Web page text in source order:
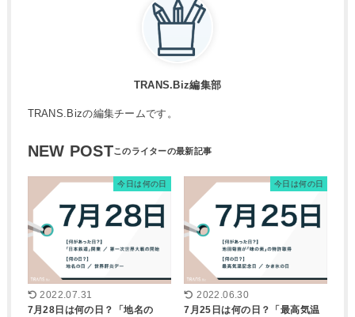
TRANS.Biz編集部
TRANS.Bizの編集チームです。
NEW POST
今日は何の日
2022.07.31
7月28日は何の日？「地名の
今日は何の日
2022.06.30
7月25日は何の日？「最高気温